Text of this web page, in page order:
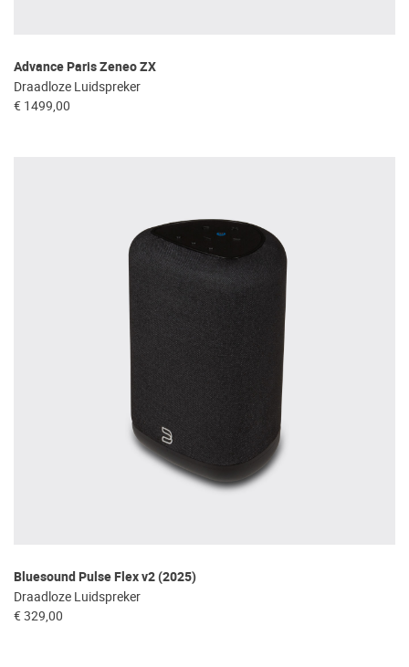
Advance Paris Zeneo ZX
Draadloze Luidspreker
€ 1499,00
Bluesound Pulse Flex v2 (2025)
Draadloze Luidspreker
€ 329,00